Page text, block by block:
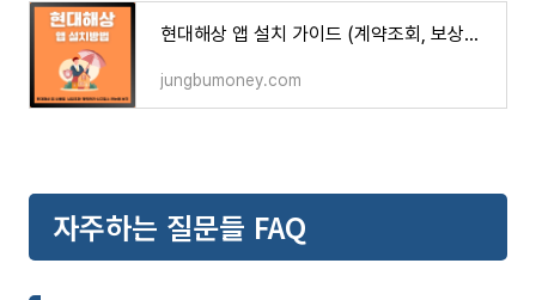
현대해상 앱 설치 가이드 (계약조회, 보상접수, 증명서 발급까지)
jungbumoney.com
자주하는 질문들 FAQ